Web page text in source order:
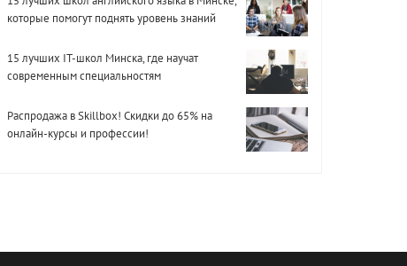
которые помогут поднять уровень знаний
15 лучших IT-школ Минска, где научат
современным специальностям
Распродажа в Skillbox! Скидки до 65% на
онлайн-курсы и профессии!